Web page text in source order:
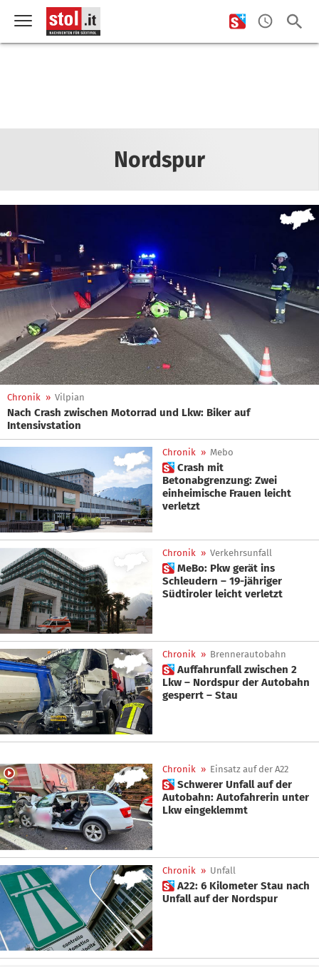
Nordspur
Chronik » Vilpian
Nach Crash zwischen Motorrad und Lkw: Biker auf
Intensivstation
Chronik » Mebo
 Crash mit
Betonabgrenzung: Zwei
einheimische Frauen leicht
verletzt
Chronik » Verkehrsunfall
 MeBo: Pkw gerät ins
Schleudern – 19-jähriger
Südtiroler leicht verletzt
Chronik » Brennerautobahn
 Auffahrunfall zwischen 2
Lkw – Nordspur der Autobahn
gesperrt – Stau
Chronik » Einsatz auf der A22
 Schwerer Unfall auf der
Autobahn: Autofahrerin unter
Lkw eingeklemmt
Chronik » Unfall
 A22: 6 Kilometer Stau nach
Unfall auf der Nordspur